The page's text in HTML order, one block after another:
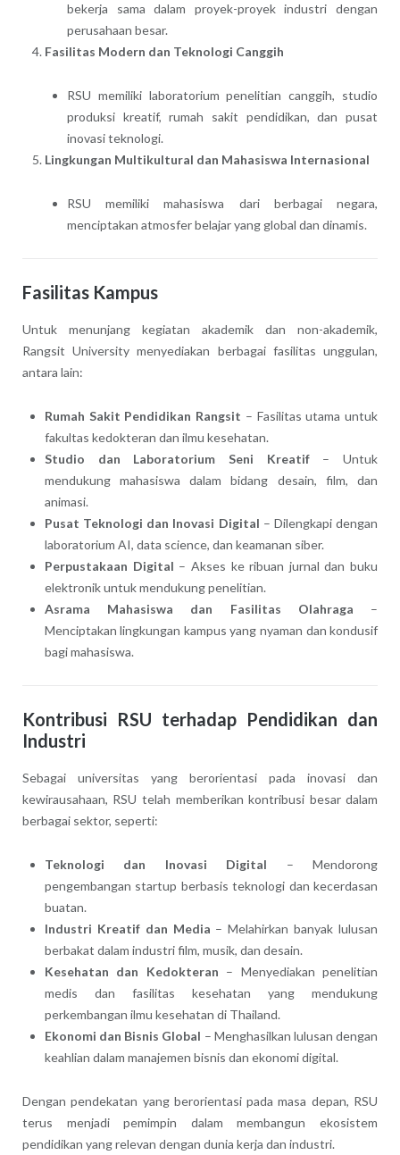
bekerja sama dalam proyek-proyek industri dengan
perusahaan besar.
Fasilitas Modern dan Teknologi Canggih
RSU memiliki laboratorium penelitian canggih, studio
produksi kreatif, rumah sakit pendidikan, dan pusat
inovasi teknologi.
Lingkungan Multikultural dan Mahasiswa Internasional
RSU memiliki mahasiswa dari berbagai negara,
menciptakan atmosfer belajar yang global dan dinamis.
Fasilitas Kampus
Untuk menunjang kegiatan akademik dan non-akademik,
Rangsit University menyediakan berbagai fasilitas unggulan,
antara lain:
Rumah Sakit Pendidikan Rangsit – Fasilitas utama untuk
fakultas kedokteran dan ilmu kesehatan.
Studio dan Laboratorium Seni Kreatif– Untuk
mendukung mahasiswa dalam bidang desain, film, dan
animasi.
Pusat Teknologi dan Inovasi Digital – Dilengkapi dengan
laboratorium AI, data science, dan keamanan siber.
Perpustakaan Digital – Akses ke ribuan jurnal dan buku
elektronik untuk mendukung penelitian.
Asrama Mahasiswa dan Fasilitas Olahraga –
Menciptakan lingkungan kampus yang nyaman dan kondusif
bagi mahasiswa.
Kontribusi RSU terhadap Pendidikan dan
Industri
Sebagai universitas yang berorientasi pada inovasi dan
kewirausahaan, RSU telah memberikan kontribusi besar dalam
berbagai sektor, seperti:
Teknologi dan Inovasi Digital – Mendorong
pengembangan startup berbasis teknologi dan kecerdasan
buatan.
Industri Kreatif dan Media – Melahirkan banyak lulusan
berbakat dalam industri film, musik, dan desain.
Kesehatan dan Kedokteran – Menyediakan penelitian
medis dan fasilitas kesehatan yang mendukung
perkembangan ilmu kesehatan di Thailand.
Ekonomi dan Bisnis Global – Menghasilkan lulusan dengan
keahlian dalam manajemen bisnis dan ekonomi digital.
Dengan pendekatan yang berorientasi pada masa depan, RSU
terus menjadi pemimpin dalam membangun ekosistem
pendidikan yang relevan dengan dunia kerja dan industri.